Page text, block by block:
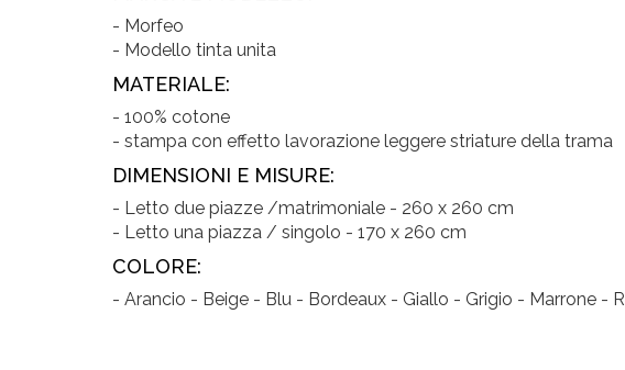
- Morfeo
- Modello tinta unita
MATERIALE:
- 100% cotone
- stampa con effetto lavorazione leggere striature della trama
DIMENSIONI E MISURE:
- Letto due piazze /matrimoniale - 260 x 260 cm
- Letto una piazza / singolo - 170 x 260 cm
COLORE:
- Arancio - Beige - Blu - Bordeaux - Giallo - Grigio - Marrone -